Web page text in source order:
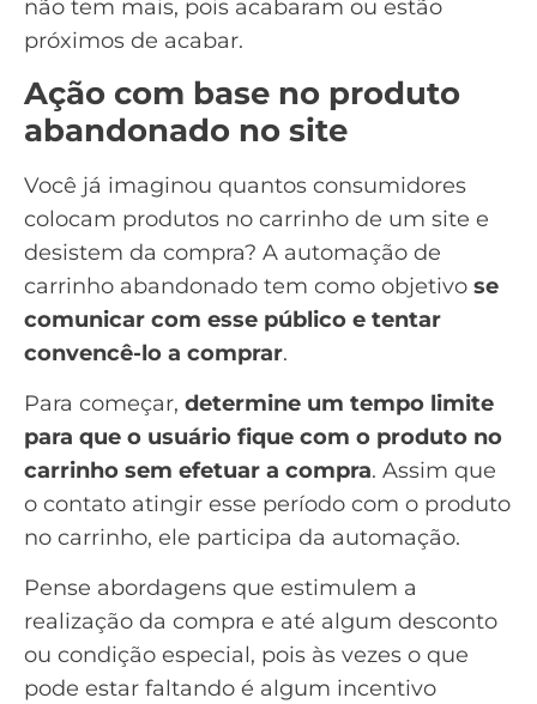
não tem mais, pois acabaram ou estão
próximos de acabar.
Ação com base no produto
abandonado no site
Você já imaginou quantos consumidores
colocam produtos no carrinho de um site e
desistem da compra? A automação de
carrinho abandonado tem como objetivo se
comunicar com esse público e tentar
convencê-lo a comprar.
Para começar, determine um tempo limite
para que o usuário fique com o produto no
carrinho sem efetuar a compra. Assim que
o contato atingir esse período com o produto
no carrinho, ele participa da automação.
Pense abordagens que estimulem a
realização da compra e até algum desconto
ou condição especial, pois às vezes o que
pode estar faltando é algum incentivo